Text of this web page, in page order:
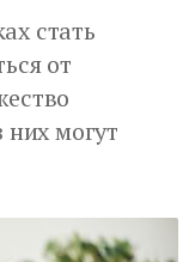
стать
от
могут